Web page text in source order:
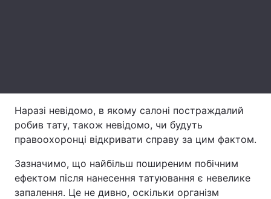
Архів Вакансії
Послуги
Наразі невідомо, в якому салоні постраждалий
робив тату, також невідомо, чи будуть
правоохоронці відкривати справу за цим фактом.
Зазначимо, що найбільш поширеним побічним
ефектом після нанесення татуювання є невелике
запалення. Це не дивно, оскільки організм